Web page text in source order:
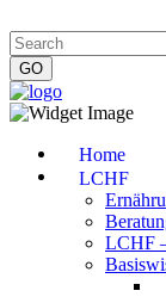
Home
LCHF
LCHF